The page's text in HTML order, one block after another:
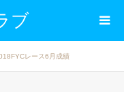
ブ
レース6月成績